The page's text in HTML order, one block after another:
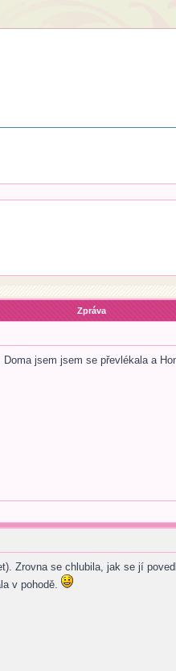
Zpráva
jsem jsem se převlékala a
Zrovna se chlubila, jak se jí
v pohodě.